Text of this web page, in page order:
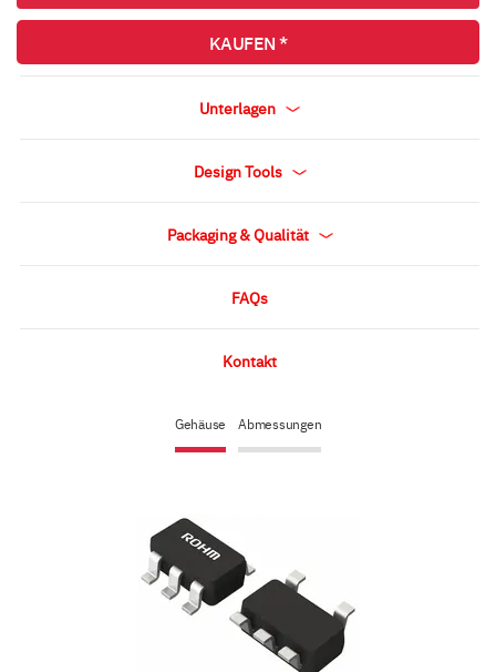
Gehäuse Abmessungen
KAUFEN *
Unterlagen
Design Tools
Packaging & Qualität
FAQs
Kontakt